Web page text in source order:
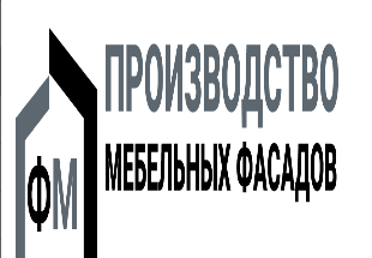
content